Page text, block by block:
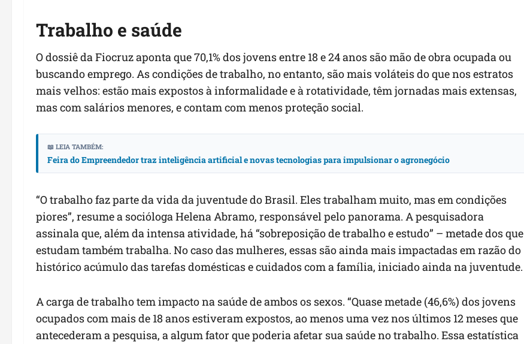
Trabalho e saúde
O dossiê da Fiocruz aponta que 70,1% dos jovens entre 18 e 24 anos são mão de obra ocupada ou
buscando emprego. As condições de trabalho, no entanto, são mais voláteis do que nos estratos
mais velhos: estão mais expostos à informalidade e à rotatividade, têm jornadas mais extensas,
mas com salários menores, e contam com menos proteção social.
📖 LEIA TAMBÉM:
Feira do Empreendedor traz inteligência artificial e novas tecnologias para impulsionar o agronegócio
“O trabalho faz parte da vida da juventude do Brasil. Eles trabalham muito, mas em condições
piores”, resume a socióloga Helena Abramo, responsável pelo panorama. A pesquisadora
assinala que, além da intensa atividade, há “sobreposição de trabalho e estudo” – metade dos que
estudam também trabalha. No caso das mulheres, essas são ainda mais impactadas em razão do
histórico acúmulo das tarefas domésticas e cuidados com a família, iniciado ainda na juventude.
A carga de trabalho tem impacto na saúde de ambos os sexos. “Quase metade (46,6%) dos jovens
ocupados com mais de 18 anos estiveram expostos, ao menos uma vez nos últimos 12 meses que
antecederam a pesquisa, a algum fator que poderia afetar sua saúde no trabalho. Essa estatística